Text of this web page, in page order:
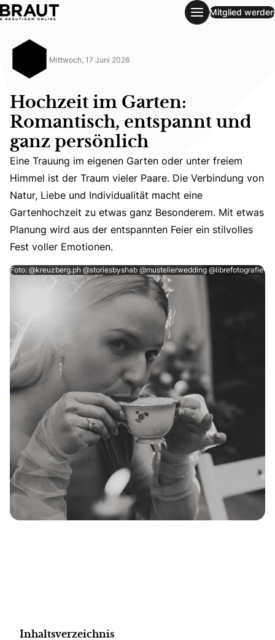
Hochzeit im Garten: Romantisch, entspannt und ganz
Mitglied werden
Mittwoch, 17 Juni 2026
Hochzeit im Garten:
Romantisch, entspannt und
ganz persönlich
Eine Trauung im eigenen Garten oder unter freiem
Eine Trauung im eigenen Garten oder unter freiem
Himmel ist der Traum vieler Paare. Die Verbindung von
Natur, Liebe und Individualität macht eine
Gartenhochzeit zu etwas ganz Besonderem. Mit etwas
Planung wird aus der entspannten Feier ein stilvolles
Fest voller Emotionen.
Foto: @kreuzberg.ph @storiesbyshab @mustelierwedding @librefotografie
Inhaltsverzeichnis